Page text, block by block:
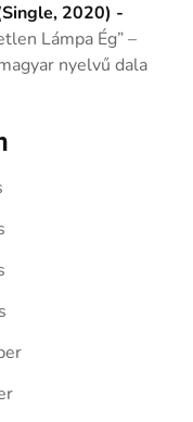
2020) -
Lámpa Ég” –
nyelvű dala